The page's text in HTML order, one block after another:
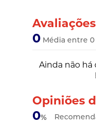
Avaliações
0 Média entre
Ainda não há
Opiniões
0%